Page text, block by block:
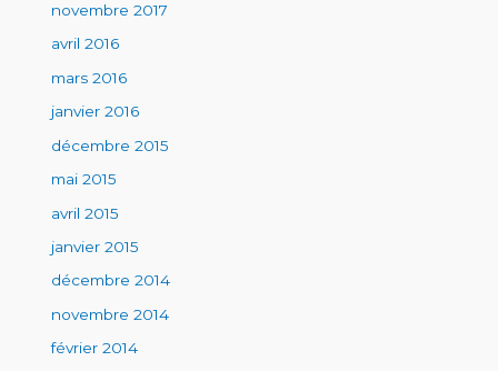
novembre 2017
avril 2016
mars 2016
janvier 2016
décembre 2015
mai 2015
avril 2015
janvier 2015
décembre 2014
novembre 2014
février 2014